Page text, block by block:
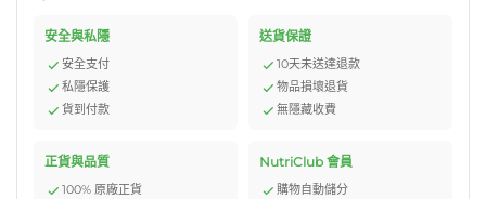
安全與私隱
安全支付
私隱保護
貨到付款
送貨保證
10天未送達退款
物品損壞退貨
無隱藏收費
正貨與品質
100% 原廠正貨
NutriClub 會員
購物自動儲分